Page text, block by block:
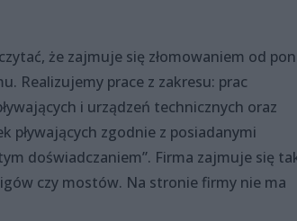
że zajmuje się złomowaniem od
Realizujemy prace z zakresu: prac
i urządzeń tech­nicznych oraz
zgodnie z posiadanymi
doświadczaniem”. Firma zajmuje się
czy mostów. Na stronie firmy nie ma